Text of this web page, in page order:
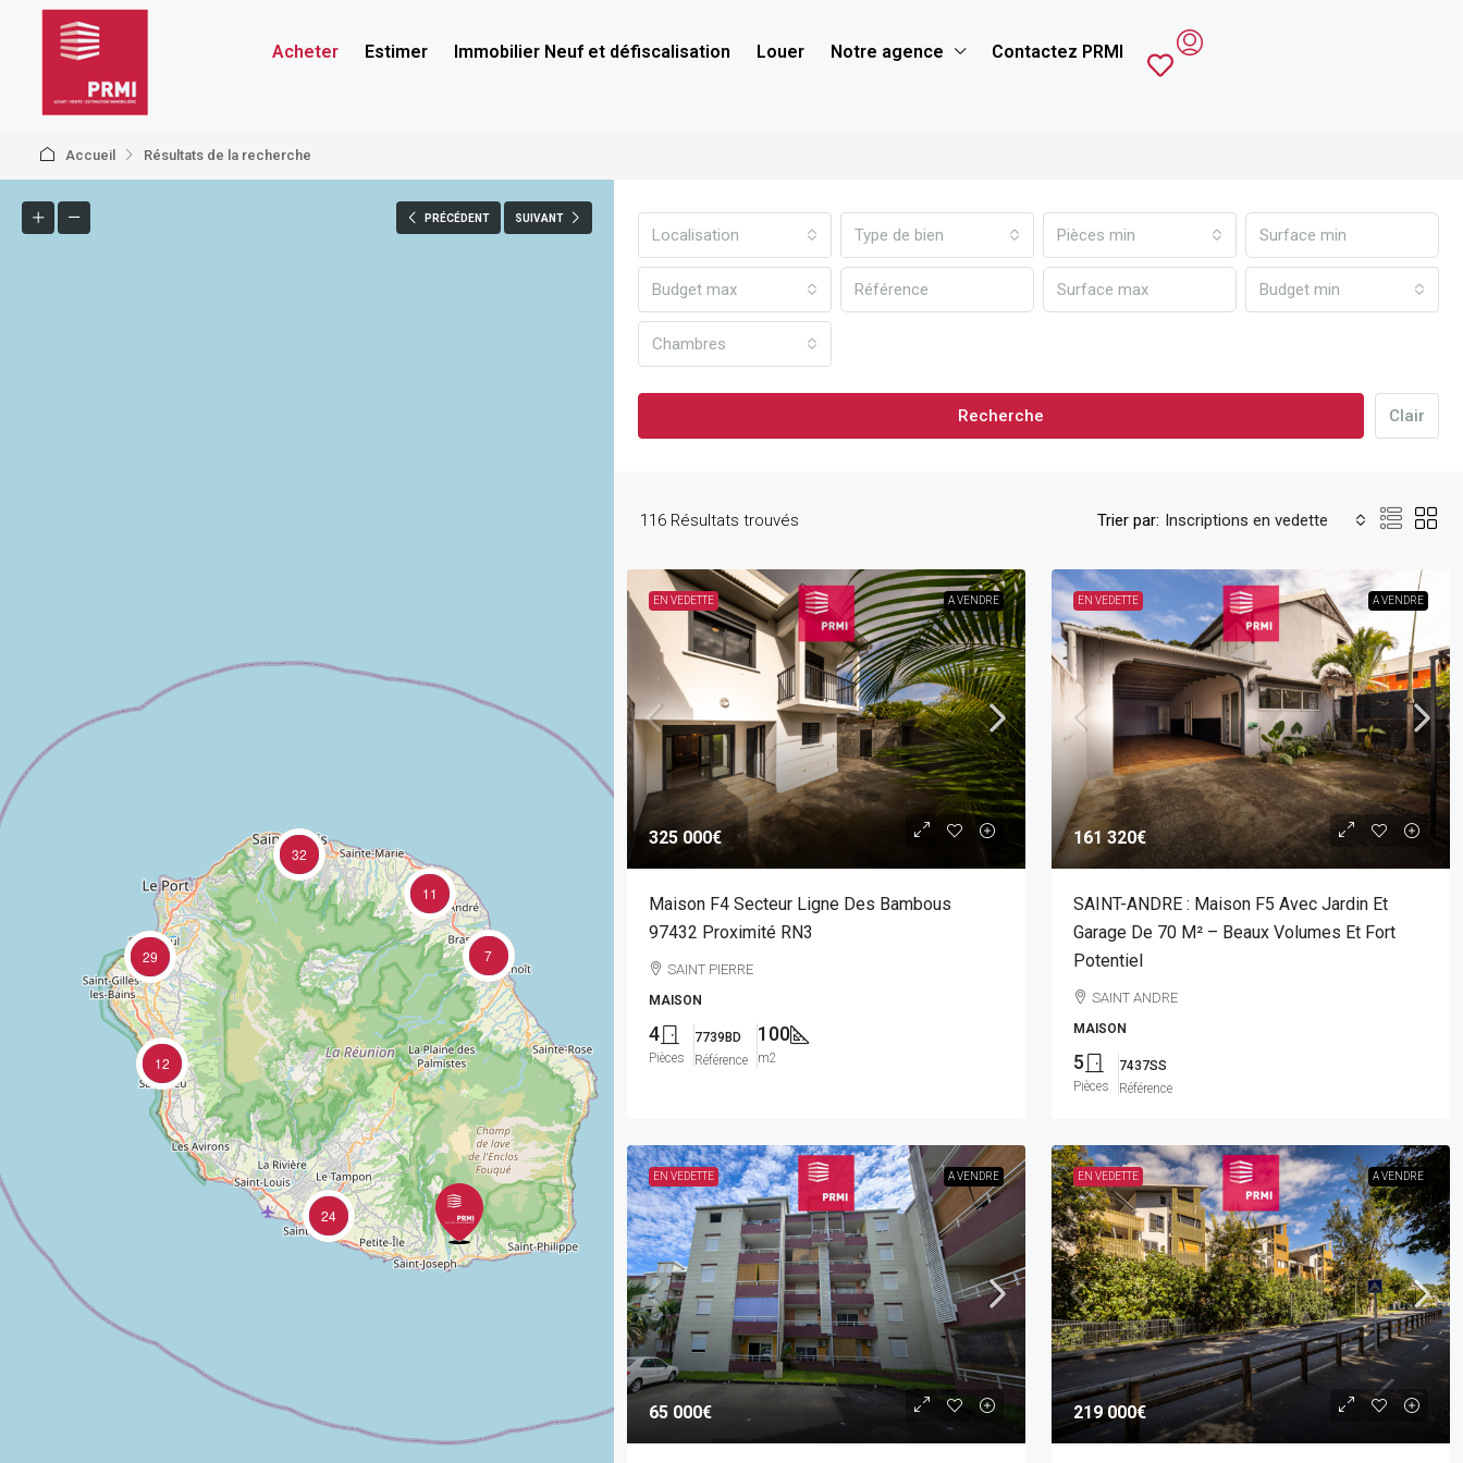
Acheter Estimer Immobilier Neuf et défiscalisation Louer Notre agence Contactez PRMI
Accueil Résultats de la recherche
PRÉCÉDENT SUIVANT
24
12
29 7
32
11
Localisation Type de bien Pièces min
Budget max Budget min
Chambres
Recherche Clair
116 Résultats trouvés Trier par: Inscriptions en vedette
EN VEDETTE A VENDRE
325 000€
Maison F4 Secteur Ligne Des Bambous
97432 Proximité RN3
SAINT PIERRE
MAISON
4
Pièces
7739BD
Référence
100
m2
EN VEDETTE A VENDRE
161 320€
SAINT-ANDRE : Maison F5 Avec Jardin Et
Garage De 70 M² – Beaux Volumes Et Fort
Potentiel
SAINT ANDRE
MAISON
5
Pièces
7437SS
Référence
EN VEDETTE A VENDRE
65 000€
EN VEDETTE A VENDRE
219 000€